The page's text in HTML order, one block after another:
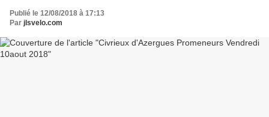
Publié le 12/08/2018 à 17:13
Par jlsvelo.com